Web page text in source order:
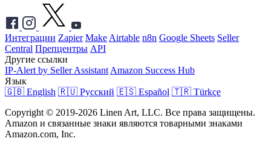
Интеграции Zapier Make Airtable n8n Google Sheets Seller
Central Препцентры API
Другие ссылки
IP-Alert by Seller Assistant Amazon Success Hub
Язык
🇬🇧 English 🇷🇺 Русский 🇪🇸 Español 🇹🇷 Türkçe
Copyright © 2019-2026 Linen Art, LLC. Все права защищены.
Amazon и связанные знаки являются товарными знаками
Amazon.com, Inc.